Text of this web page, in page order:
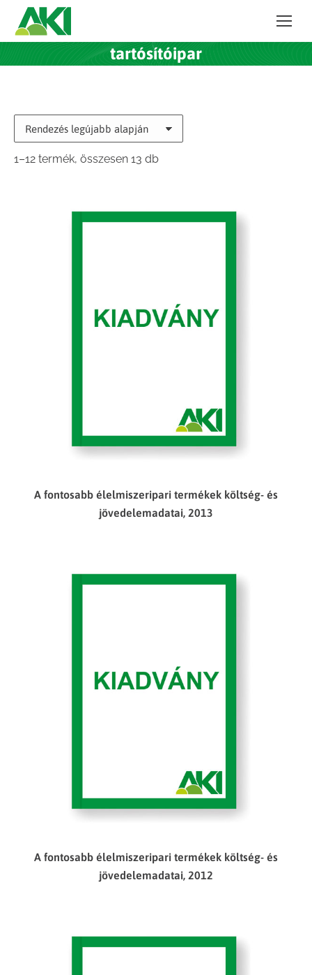
tartósítóipar
1–12 termék, összesen 13 dbSorted
A fontosabb élelmiszeripari termékek költség- és
jövedelemadatai, 2013
A fontosabb élelmiszeripari termékek költség- és
jövedelemadatai, 2012